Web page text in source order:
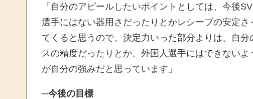
「自分のアピールしたいポイントとしては、今後
選手にはない器用さだったりとかレシーブの安定
てくると思うので、決定力いった部分よりは、自
スの精度だったりとか、外国人選手にはできない
が自分の強みだと思っています」
─今後の目標